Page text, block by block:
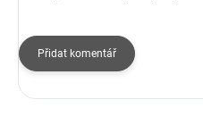
Přidat komentář